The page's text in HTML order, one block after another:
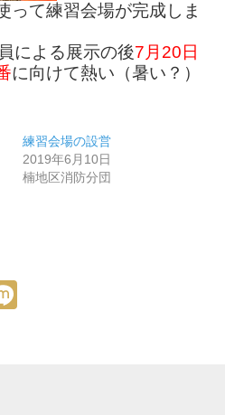
って練習会場が完成しま
による展示の後7月20日
に向けて熱い（暑い？）
練習会場の設営
2019年6月10日
楠地区消防分団